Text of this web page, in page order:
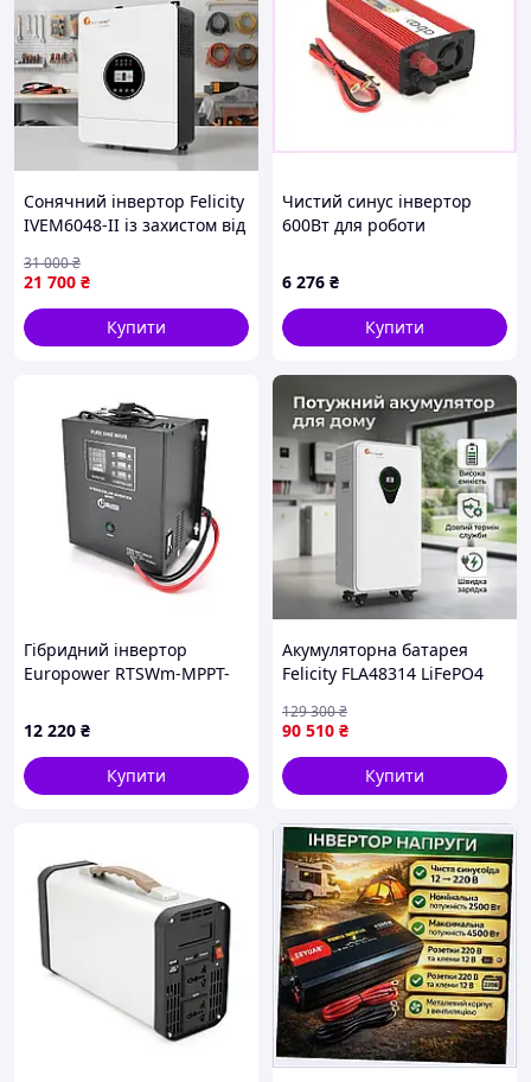
Сонячний інвертор Felicity
IVEM6048-II із захистом від
перегріву для приватного
будинку з акумулятором
21 700 ₴
31 000₴
Купити
Чистий синус інвертор
600Вт для роботи
PX85X14787
6 276 ₴
Купити
Гібридний інвертор
Europower RTSWm-MPPT-
заряду 10A, 140-275V, MPPT
(20/40А, 15-75Vdc)
12 220 ₴
Купити
Акумуляторна батарея
Felicity FLA48314 LiFePO4
В та ресурсом 6000 циклів
для автономного дому
90 510 ₴
129 300₴
Купити